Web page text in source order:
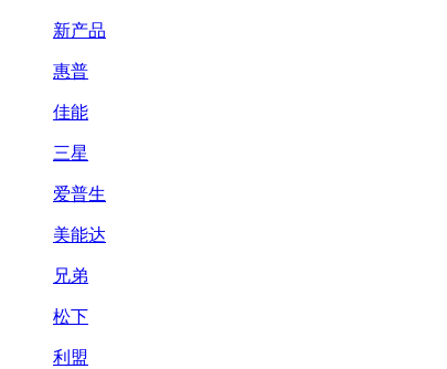
新产品
惠普
佳能
三星
爱普生
美能达
兄弟
松下
利盟